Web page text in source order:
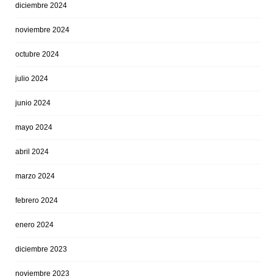
diciembre 2024
noviembre 2024
octubre 2024
julio 2024
junio 2024
mayo 2024
abril 2024
marzo 2024
febrero 2024
enero 2024
diciembre 2023
noviembre 2023